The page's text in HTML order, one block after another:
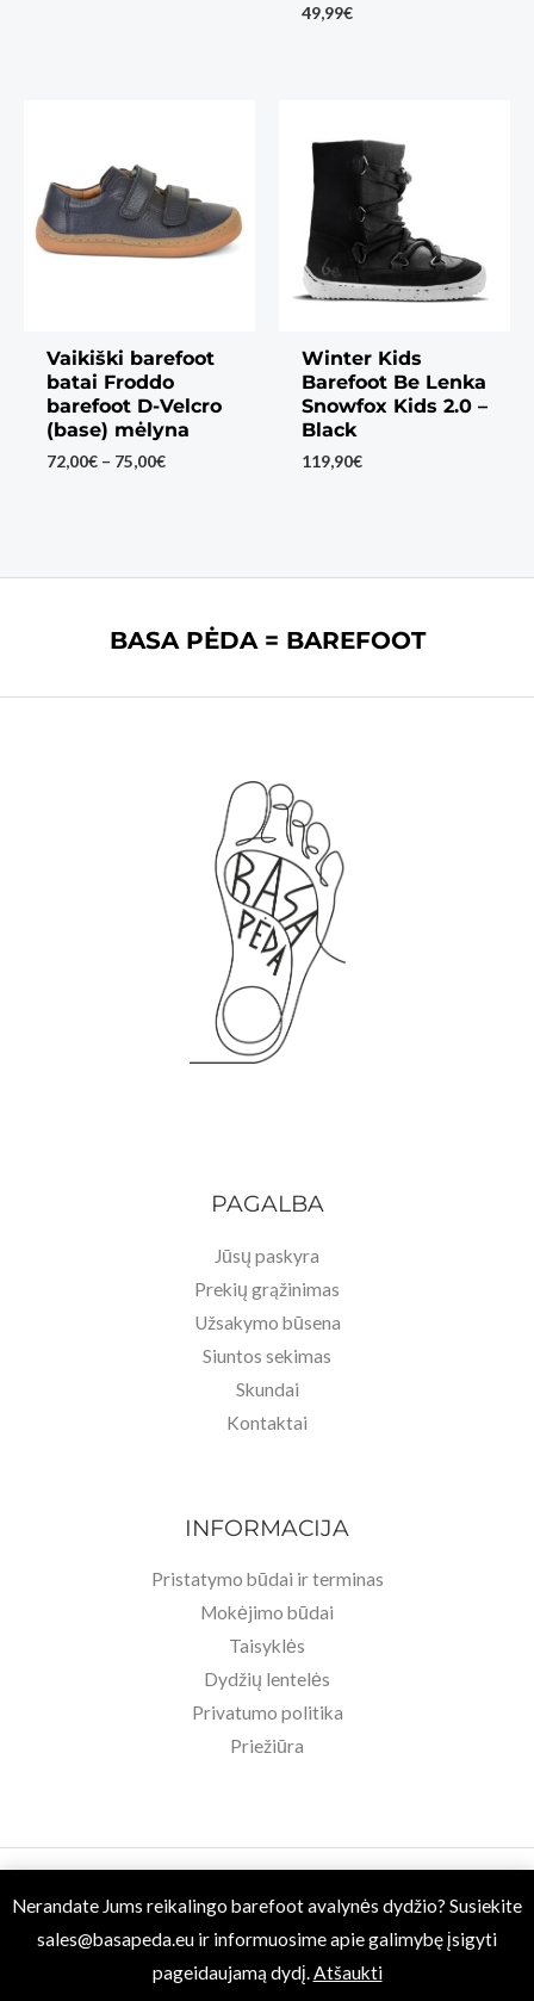
Nerandate Jums reikalingo barefoot avalynės dydžio? Susiekite
sales@basapeda.eu ir informuosime apie galimybę įsigyti
pageidaujamą dydį. Atšaukti
49,99€
Vaikiški barefoot
batai Froddo
barefoot D-Velcro
(base) mėlyna
72,00€ – 75,00€Price
Winter Kids
Barefoot Be Lenka
Snowfox Kids 2.0 –
Black
119,90€
BASA PĖDA = BAREFOOT
PAGALBA
Jūsų paskyra
Prekių grąžinimas
Užsakymo būsena
Siuntos sekimas
Skundai
Kontaktai
INFORMACIJA
Pristatymo būdai ir terminas
Mokėjimo būdai
Taisyklės
Dydžių lentelės
Privatumo politika
Priežiūra